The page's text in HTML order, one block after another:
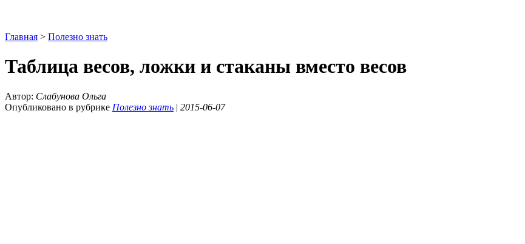
Главная > Полезно знать
Таблица весов, ложки и стаканы вместо весов
Автор: Слабунова Ольга
Опубликовано в рубрике Полезно знать | 2015-06-07